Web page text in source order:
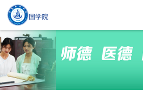
国学院